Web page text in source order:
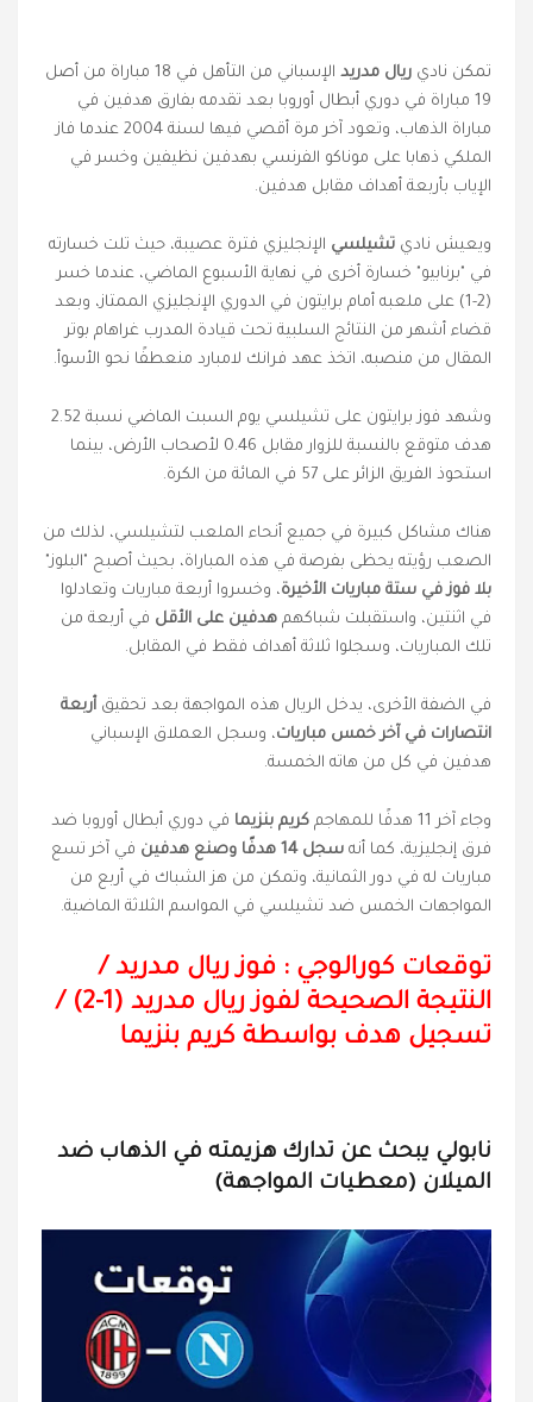
تمكن نادي ريال مدريد
الإسباني من التأهل في 18 مباراة من أصل
19 مباراة في دوري أبطال أوروبا بعد تقدمه بفارق هدفين في
مباراة الذهاب، وتعود آخر مرة أقصي فيها لسنة 2004 عندما فاز
الملكي ذهابا على موناكو الفرنسي بهدفين نظيفين وخسر في
الإياب بأربعة أهداف مقابل هدفين.
ويعيش نادي تشيلسي الإنجليزي فترة عصيبة، حيث تلت خسارته
في "برنابيو" خسارة أخرى في نهاية الأسبوع الماضي، عندما خسر
(2-1) على ملعبه أمام برايتون في الدوري الإنجليزي الممتاز، وبعد
قضاء أشهر من النتائج السلبية تحت قيادة المدرب غراهام بوتر
المقال من منصبه، اتخذ عهد فرانك لامبارد منعطفًا نحو الأسوأ.
وشهد فوز برايتون على تشيلسي يوم السبت الماضي نسبة 2.52
هدف متوقع بالنسبة للزوار
مقابل 0.46 لأصحاب الأرض، بينما
استحوذ الفريق الزائر على 57 في المائة من الكرة.
هناك مشاكل كبيرة في جميع أنحاء الملعب لتشيلسي، لذلك من
الصعب رؤيته يحظى بفرصة في هذه المباراة، بحيث أصبح "البلوز"
بلا فوز في ستة مباريات الأخيرة، وخسروا أربعة مباريات وتعادلوا
في اثنتين، واستقبلت شباكهم هدفين على الأقل في أربعة من
تلك المباريات، وسجلوا ثلاثة أهداف فقط في المقابل.
في الضفة الأخرى، يدخل الريال هذه المواجهة بعد تحقيق أربعة
انتصارات في آخر خمس مباريات، وسجل العملاق الإسباني
هدفين في كل من هاته الخمسة.
وجاء آخر 11 هدفًا للمهاجم كريم بنزيما في دوري أبطال أوروبا ضد
فرق إنجليزية، كما أنه سجل 14 هدفًا وصنع هدفين
في آخر تسع
مباريات له في دور الثمانية، وتمكن من هز الشباك في أربع من
المواجهات الخمس ضد تشيلسي في المواسم الثلاثة الماضية.
توقعات كورالوجي : فوز ريال مدريد /
النتيجة الصحيحة لفوز ريال مدريد (1-2)
/
تسجيل هدف بواسطة كريم بنزيما
نابولي يبحث عن تدارك هزيمته في الذهاب ضد
الميلان (معطيات المواجهة)